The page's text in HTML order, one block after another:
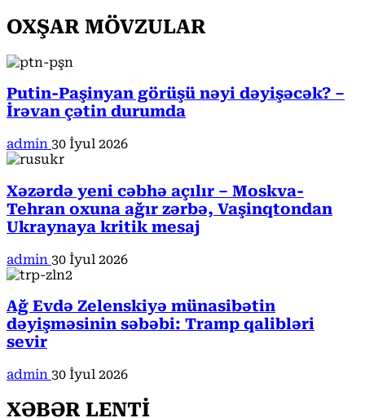
OXŞAR MÖVZULAR
Putin-Paşinyan görüşü nəyi dəyişəcək? –
İrəvan çətin durumda
admin 30 İyul 2026
Xəzərdə yeni cəbhə açılır – Moskva-
Tehran oxuna ağır zərbə, Vaşinqtondan
Ukraynaya kritik mesaj
admin 30 İyul 2026
Ağ Evdə Zelenskiyə münasibətin
dəyişməsinin səbəbi: Tramp qalibləri
sevir
admin 30 İyul 2026
XƏBƏR LENTİ